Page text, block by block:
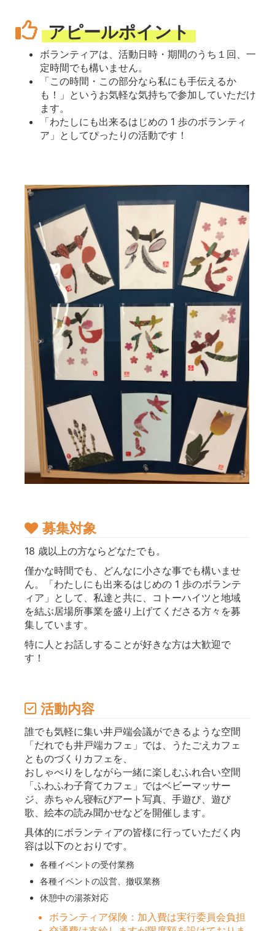
アピールポイント
ボランティアは、活動日時・期間のうち１回、一
定時間でも構いません。
「この時間・この部分なら私にも手伝えるか
も！」というお気軽な気持ちで参加していただけ
ます。
「わたしにも出来るはじめの 1 歩のボランティ
ア」としてぴったりの活動です！
募集対象
18 歳以上の方ならどなたでも。
僅かな時間でも、どんなに小さな事でも構いませ
ん。「わたしにも出来るはじめの 1 歩のボランテ
ィア」として、私達と共に、コトーハイツと地域
を結ぶ居場所事業を盛り上げてくださる方々を募
集しています。
特に人とお話しすることが好きな方は大歓迎で
す！
活動内容
誰でも気軽に集い井戸端会議ができるような空間
「だれでも井戸端カフェ」では、うたごえカフェ
とものづくりカフェを、
おしゃべりをしながら一緒に楽しむふれ合い空間
「ふわふわ子育てカフェ」ではベビーマッサー
ジ、赤ちゃん寝転びアート写真、手遊び、遊び
歌、絵本の読み聞かせなどを開催します。
具体的にボランティアの皆様に行っていただく内
容は以下のとおりです。
各種イベントの受付業務
各種イベントの設営、撤収業務
休憩中の湯茶対応
ボランティア保険：加入費は実行委員会負担